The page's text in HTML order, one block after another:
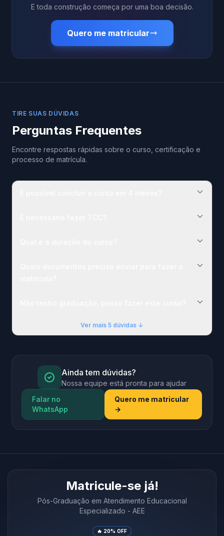
E toda construção começa por uma boa decisão.
Quero me matricular
TIRE SUAS DÚVIDAS
Perguntas Frequentes
Encontre respostas rápidas sobre o curso, certificação e
processo de matrícula.
Ver mais 5 dúvidas ↓
Ainda tem dúvidas?
Nossa equipe está pronta para ajudar
Falar no
WhatsApp
Quero me matricular
→
Matricule-se já!
Pós-Graduação em Atendimento Educacional
Especializado - AEE
🔥 20% OFF